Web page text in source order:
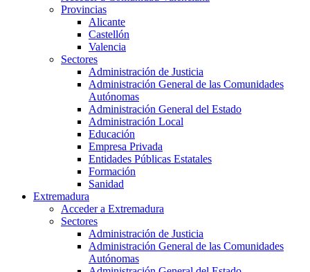
Provincias
Alicante
Castellón
Valencia
Sectores
Administración de Justicia
Administración General de las Comunidades
Autónomas
Administración General del Estado
Administración Local
Educación
Empresa Privada
Entidades Públicas Estatales
Formación
Sanidad
Extremadura
Acceder a Extremadura
Sectores
Administración de Justicia
Administración General de las Comunidades
Autónomas